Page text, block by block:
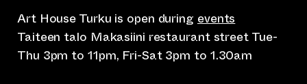
Art House Turku is open during events
Taiteen talo Makasiini restaurant street Tue-
Thu 3pm to 11pm, Fri-Sat 3pm to 1.30am